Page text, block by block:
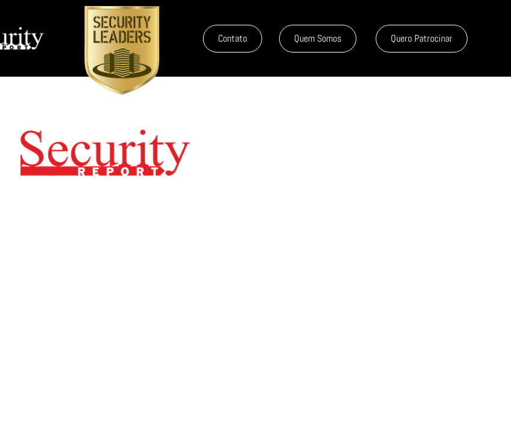
Contato Quem Somos Quero Patrocinar